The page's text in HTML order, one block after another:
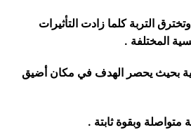
التربة كلما زادت التأثيرات
المختلفة .
بحيث يحصر الهدف في مكان أضيق